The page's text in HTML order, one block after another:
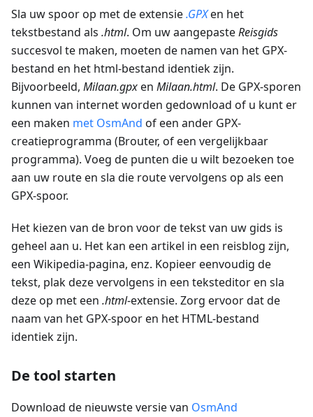
Sla uw spoor op met de extensie.GPXen het
tekstbestand als .html. Om uw aangepasteReisgids
succesvol te maken, moeten de namen van het GPX-
bestand en het html-bestand identiek zijn.
Bijvoorbeeld, Milaan.gpxen Milaan.html. De GPX-sporen
kunnen van internet worden gedownload of u kunt er
een maken met OsmAnd of een ander GPX-
creatieprogramma (Brouter, of een vergelijkbaar
programma). Voeg de punten die u wilt bezoeken toe
aan uw route en sla die route vervolgens op als een
GPX-spoor.
Het kiezen van de bron voor de tekst van uw gids is
geheel aan u. Het kan een artikel in een reisblog zijn,
een Wikipedia-pagina, enz. Kopieer eenvoudig de
tekst, plak deze vervolgens in een teksteditor en sla
deze op met een .html-extensie. Zorg ervoor dat de
naam van het GPX-spoor en het HTML-bestand
identiek zijn.
De tool starten
Download de nieuwste versie van OsmAnd